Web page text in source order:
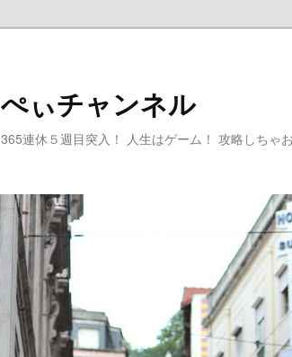
ぺぃチャンネル
365連休５週目突入！ 人生はゲーム！ 攻略しちゃ